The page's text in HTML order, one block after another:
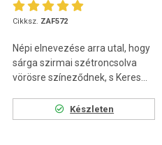
Cikksz. ZAF572
Népi elnevezése arra utal, hogy
sárga szirmai szétroncsolva
vörösre színeződnek, s Keres...
Készleten